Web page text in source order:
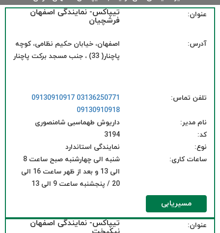
عنوان:
تیپاکس- نمایندگی اصفهان
فرشچیان
آدرس:
اصفهان، خیابان حکیم نظامی، کوچه
پاچنار( 33) ، جنب مسجد برکت پاچنار
تلفن تماس: 03136250771
09130910917
09130910918
نام مدیر:
داریوش طهماسبی شامنصوری
کد:
3194
نوع:
نمایندگی استاندارد
ساعات کاری:
شنبه الی چهارشنبه صبح ساعت 8
الی 13 و بعد از ظهر ساعت 16 الی
20 / پنجشنبه ساعت 9 الی 13
مسیریابی
عنوان: تیپاکس- نمایندگی اصفهان